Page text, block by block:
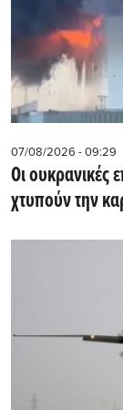
07/08/2026 - 09:29
Οι ουκρανικές
χτυπούν την